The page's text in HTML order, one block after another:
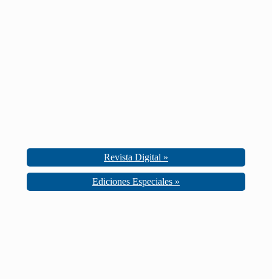
Revista Digital »
Ediciones Especiales »